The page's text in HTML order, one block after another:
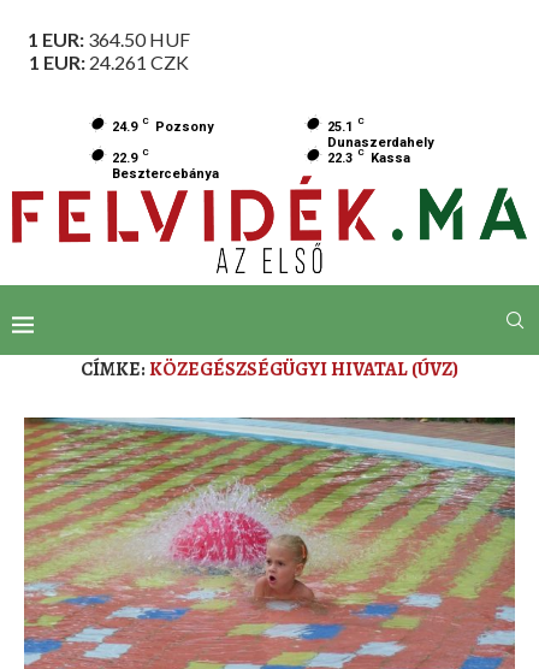
1 EUR: 364.50HUF
1 EUR: 24.261 CZK
24.9 C Pozsony 25.1 C
Dunaszerdahely
22.9 C
Besztercebánya
22.3 C Kassa
CÍMKE:KÖZEGÉSZSÉGÜGYI HIVATAL (ÚVZ)